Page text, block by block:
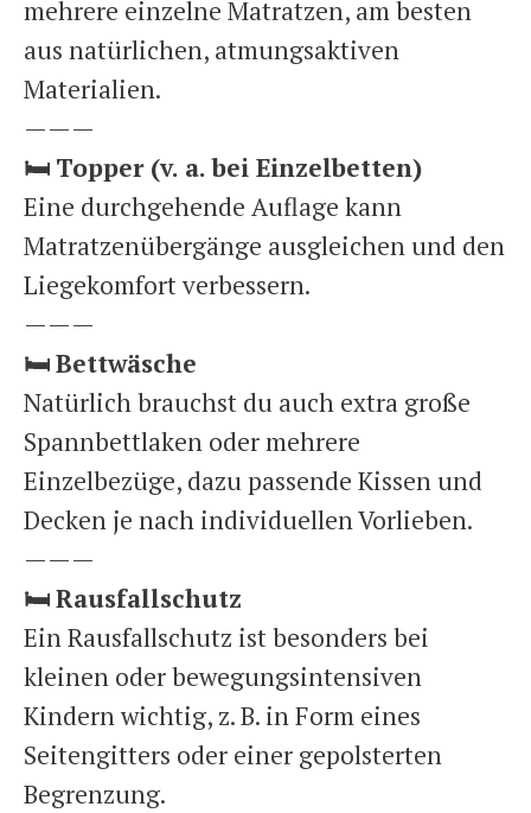
mehrere einzelne Matratzen, am besten
aus natürlichen, atmungsaktiven
Materialien.
———
🛏️ Topper (v. a. bei Einzelbetten)
Eine durchgehende Auflage kann
Matratzenübergänge ausgleichen und den
Liegekomfort verbessern.
———
🛏️Bettwäsche
Natürlich brauchst du auch extra große
Spannbettlaken oder mehrere
Einzelbezüge, dazu passende Kissen und
Decken je nach individuellen Vorlieben.
———
🛏️Rausfallschutz
Ein Rausfallschutz ist besonders bei
kleinen oder bewegungsintensiven
Kindern wichtig, z. B. in Form eines
Seitengitters oder einer gepolsterten
Begrenzung.